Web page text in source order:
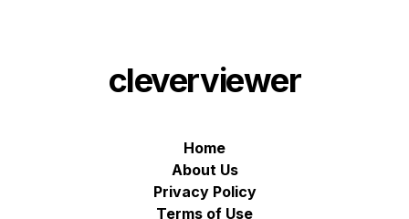
cleverviewer
Home
About Us
Privacy Policy
Terms of Use